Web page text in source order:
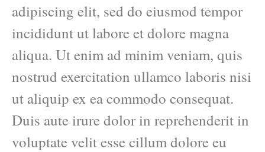
adipiscing elit, sed do eiusmod tempor
incididunt ut labore et dolore magna
aliqua. Ut enim ad minim veniam, quis
nostrud exercitation ullamco laboris nisi
ut aliquip ex ea commodo consequat.
Duis aute irure dolor in reprehenderit in
voluptate velit esse cillum dolore eu